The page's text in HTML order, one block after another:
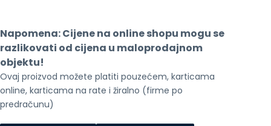
WiFi
Grey
plus
mis
i
tastatura
količina
Napomena: Cijene na online shopu mogu se
razlikovati od cijena u maloprodajnom
objektu!
Ovaj proizvod možete platiti pouzećem, karticama
online, karticama na rate i žiralno (firme po
predračunu)